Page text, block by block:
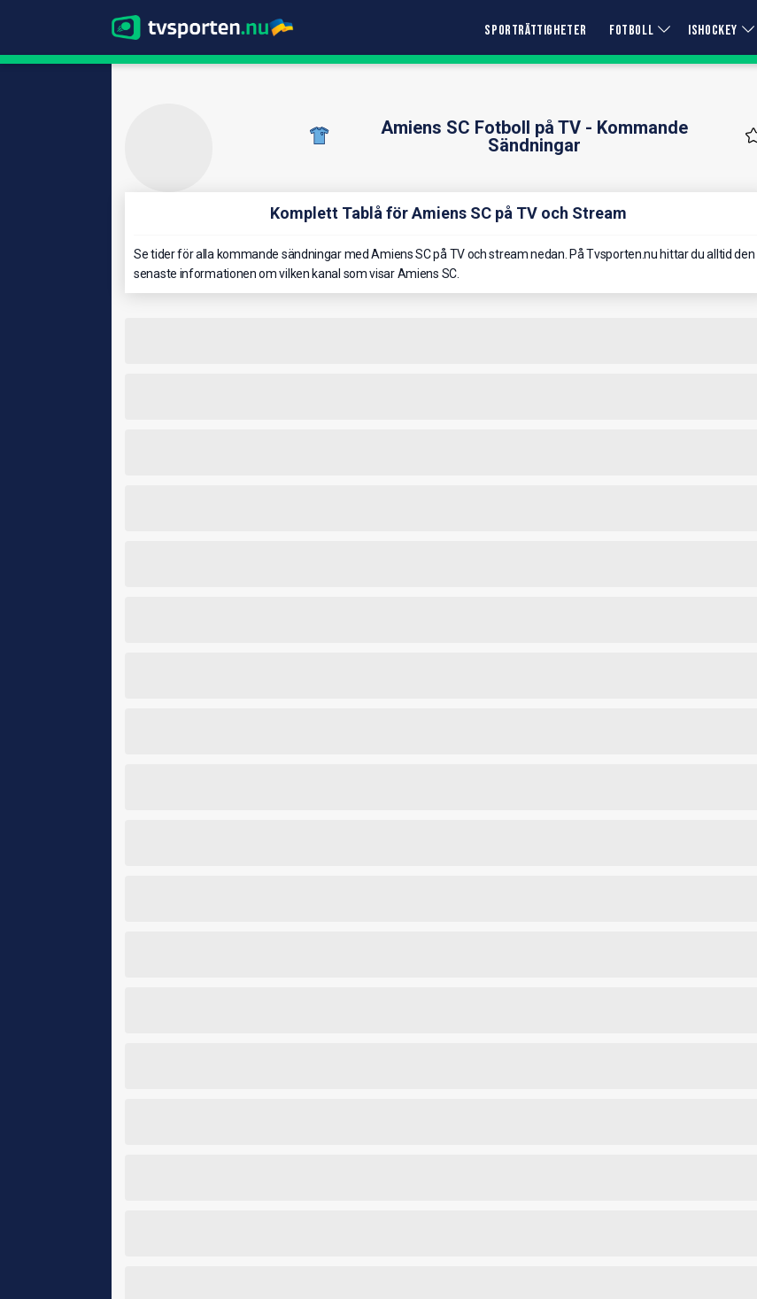
SPORTRÄTTIGHETER FOTBOLL ISHOCKEY
Amiens SC Fotboll på TV - Kommande
Sändningar
Komplett Tablå för Amiens SC på TV och Stream
Se tider för alla kommande sändningar med Amiens SC på TV och stream nedan. På Tvsporten.nu hittar du alltid den
senaste informationen om vilken kanal som visar Amiens SC.